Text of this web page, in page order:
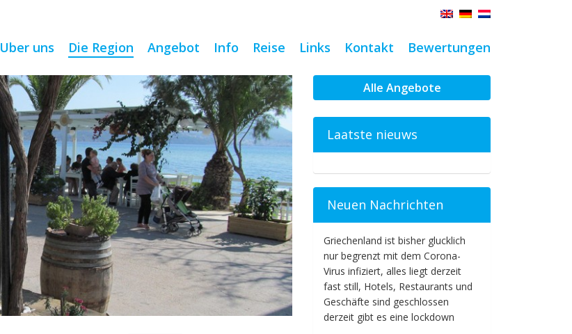
Uber uns Die Region Angebot Info Reise Links Kontakt Bewertungen
Alle Angebote
Laatste nieuws
Neuen Nachrichten
Griechenland ist bisher glucklich
nur begrenzt mit dem Corona-
Virus infiziert, alles liegt derzeit
fast still, Hotels, Restaurants und
Geschäfte sind geschlossen
derzeit gibt es eine lockdown